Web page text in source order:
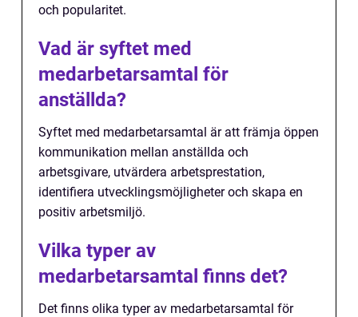
och popularitet.
Vad är syftet med
medarbetarsamtal för
anställda?
Syftet med medarbetarsamtal är att främja öppen
kommunikation mellan anställda och
arbetsgivare, utvärdera arbetsprestation,
identifiera utvecklingsmöjligheter och skapa en
positiv arbetsmiljö.
Vilka typer av
medarbetarsamtal finns det?
Det finns olika typer av medarbetarsamtal för